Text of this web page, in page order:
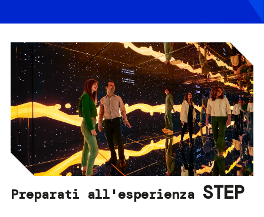
Preparati all'esperienza STEP